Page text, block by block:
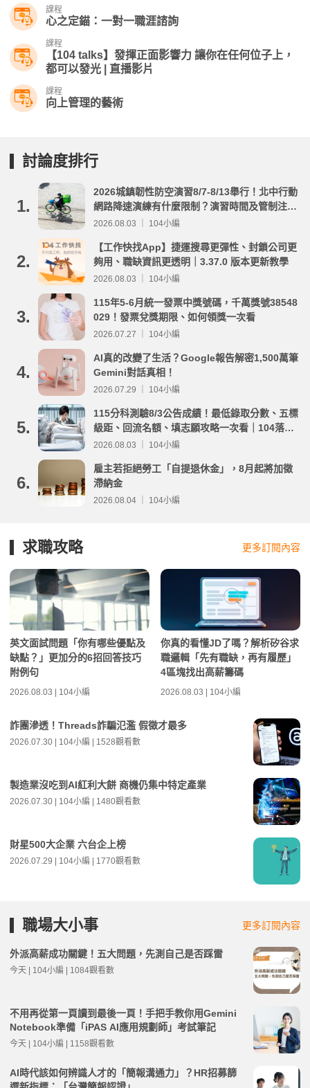
課程
心之定錨：一對一職涯諮詢
課程
【104 talks】發揮正面影響力 讓你在任何位子上，
都可以發光 | 直播影片
課程
向上管理的藝術
討論度排行
1.
2026城鎮韌性防空演習8/7-8/13舉行！北中行動
網路降速演練有什麼限制？演習時間及管制注意
事項整理
2026.08.03 ｜ 104小編
2.
【工作快找App】捷運搜尋更彈性、封鎖公司更
夠用、職缺資訊更透明｜3.37.0 版本更新教學
2026.08.03 ｜ 104小編
3.
115年5-6月統一發票中獎號碼，千萬獎號38548
029！發票兌獎期限、如何領獎一次看
2026.07.27 ｜ 104小編
4.
AI真的改變了生活？Google報告解密1,500萬筆
Gemini對話真相！
2026.07.29 ｜ 104小編
5.
115分科測驗8/3公告成績！最低錄取分數、五標
級距、回流名額、填志願攻略一次看｜104落點
分析
2026.08.03 ｜ 104小編
6.
雇主若拒絕勞工「自提退休金」，8月起將加徵
滯納金
2026.08.04 ｜ 104小編
求職攻略 更多訂閱內容
英文面試問題「你有哪些優點及
缺點？」更加分的6招回答技巧
附例句
2026.08.03 | 104小編
你真的看懂JD了嗎？解析矽谷求
職邏輯「先有職缺，再有履歷」
4區塊找出高薪籌碼
2026.08.03 | 104小編
詐團滲透！Threads詐騙氾濫 假徵才最多
2026.07.30 | 104小編 | 1528觀看數
製造業沒吃到AI紅利大餅 商機仍集中特定產業
2026.07.30 | 104小編 | 1480觀看數
財星500大企業 六台企上榜
2026.07.29 | 104小編 | 1770觀看數
職場大小事 更多訂閱內容
外派高薪成功關鍵！五大問題，先測自己是否踩雷
今天 | 104小編 | 1084觀看數
不用再從第一頁讀到最後一頁！手把手教你用Gemini
Notebook準備「iPAS AI應用規劃師」考試筆記
今天 | 104小編 | 1158觀看數
AI時代該如何辨識人才的「簡報溝通力」？HR招募篩